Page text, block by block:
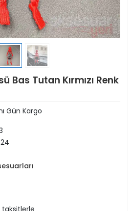
Bas Tutan Kırmızı Renk
Gün Kargo
taksitlerle